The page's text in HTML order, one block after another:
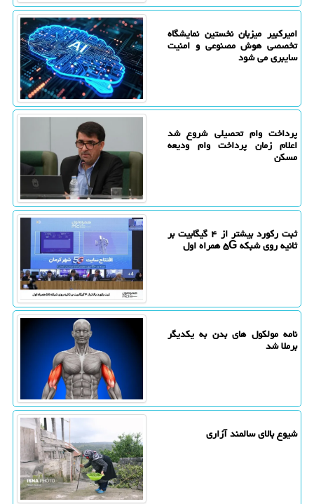
امیرکبیر میزبان نخستین نمایشگاه
تخصصی هوش مصنوعی و امنیت
سایبری می شود
پرداخت وام تحصیلی شروع شد
اعلام زمان پرداخت وام ودیعه
مسکن
ثبت رکورد بیشتر از ۴ گیگابیت بر
ثانیه روی شبکه ۵G همراه اول
نامه مولکول های بدن به یکدیگر
برملا شد
شیوع بالای سالمند آزاری